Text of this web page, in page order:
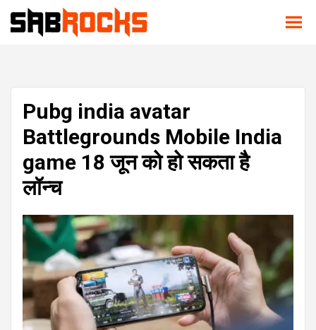
Pubg india avatar
Battlegrounds Mobile India
game 18 जून को हो सकता है
लॉन्च